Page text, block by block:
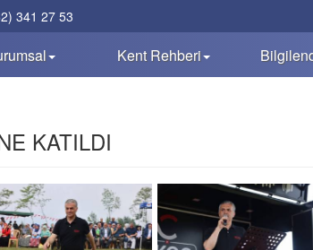
341 27 53
Kent Rehberi
KATILDI